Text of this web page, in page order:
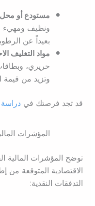
مستودع أو
ونظيف ومهيء
بعيداً عن
مواد التغليف
حريري،
وتزيد من قيمة
قد تجد فرصتك في
المؤشرات
توضح المؤشرات المالية
الاقتصادية المتوقعة من
التدفقات النقدية: